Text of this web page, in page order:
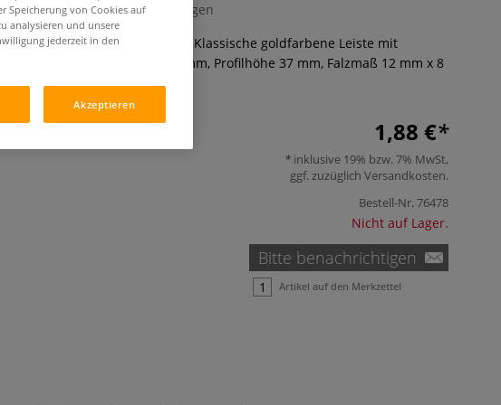
0 Bewertungen
Dahlia Musterstück. Klassische goldfarbene Leiste mit
floralem Muster. Profilbreite 58 mm, Profilhöhe 37 mm, Falzmaß 12 mm x 8
Mehr
1,88 €
inklusive 19% bzw. 7% MwSt,
ggf. zuzüglich Versandkosten.
Bestell-Nr.76478
Nicht auf Lager.
Bitte benachrichtigen
Artikel auf den Merkzettel
Speicherung von Cookies auf
analysieren und unsere
jederzeit in den
Akzeptieren